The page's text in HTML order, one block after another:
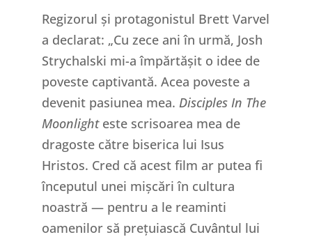
Regizorul și protagonistul Brett Varvel
a declarat: „Cu zece ani în urmă, Josh
Strychalski mi-a împărtășit o idee de
poveste captivantă. Acea poveste a
devenit pasiunea mea. Disciples In The
Moonlighteste scrisoarea mea de
dragoste către biserica lui Isus
Hristos. Cred că acest film ar putea fi
începutul unei mișcări în cultura
noastră — pentru a le reaminti
oamenilor să prețuiască Cuvântul lui